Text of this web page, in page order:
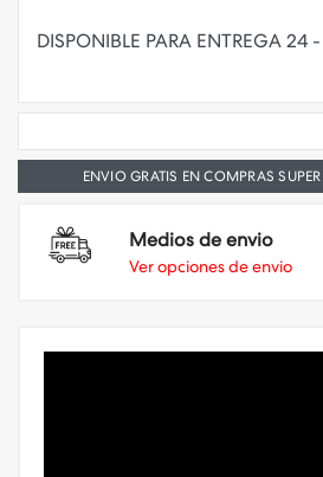
DISPONIBLE PARA ENTREGA 24
ENVIO GRATIS EN COMPRAS
Medios de envio
Ver opciones de envio